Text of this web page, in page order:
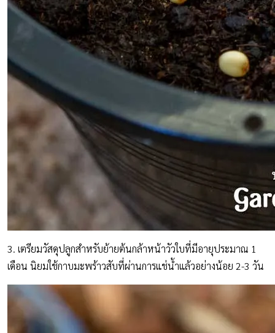
3. เตรียมวัสดุปลูกสำหรับย้ายต้นกล้าหน้าวัวใบที่มีอายุประมาณ 1
เดือน นิยมใช้กาบมะพร้าวสับที่ผ่านการแช่น้ำแล้วอย่างน้อย 2-3 วัน